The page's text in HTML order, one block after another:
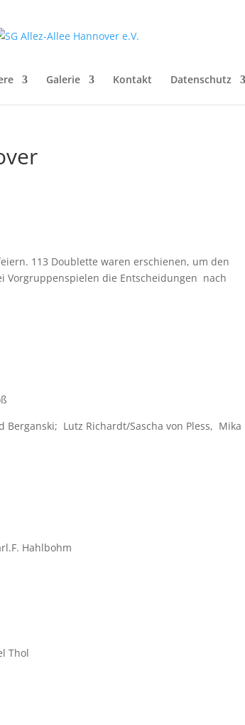
Galerie Kontakt Datenschutz
113 Doublette waren erschienen, um den
Vorgruppenspielen die Entscheidungen nach
Lutz Richardt/Sascha von Pless, Mika
Hahlbohm
Thol